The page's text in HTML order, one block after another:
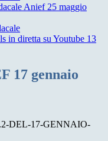
Anief 25 maggio
in diretta su Youtube 13
17 gennaio
DEL-17-GENNAIO-